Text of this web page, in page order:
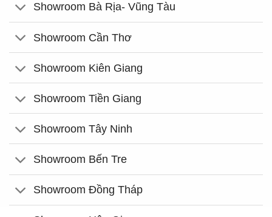
Showroom Bà Rịa- Vũng Tàu
Showroom Cần Thơ
Showroom Kiên Giang
Showroom Tiền Giang
Showroom Tây Ninh
Showroom Bến Tre
Showroom Đồng Tháp